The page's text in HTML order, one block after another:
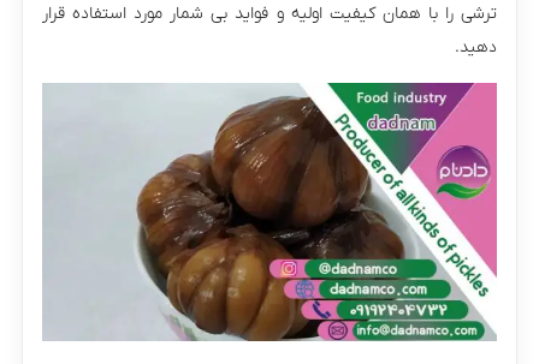
ترشی را با همان کیفیت اولیه و فواید بی شمار مورد استفاده قرار
دهید.